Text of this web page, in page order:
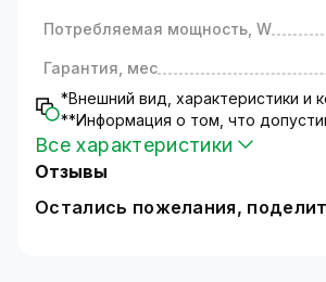
Потребляемая мощность, W
Гарантия, мес
*Внешний вид, характеристики и
**Информация о том, что
Все характеристики
Отзывы
Остались пожелания,